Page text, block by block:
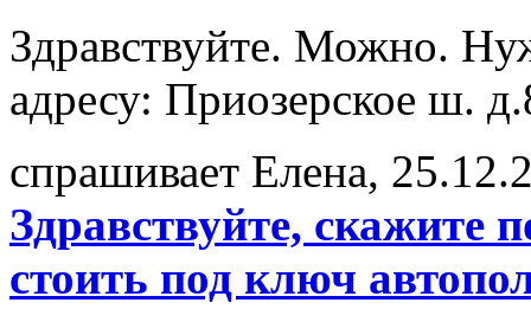
Здравствуйте. Можно.
адресу: Приозерское ш.
спрашивает Елена,
Здравствуйте, скажите
стоить под ключ